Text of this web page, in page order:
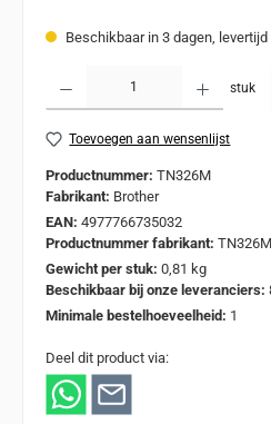
Beschikbaar in 3 dagen, levertijd
stuk
Toevoegen aan wensenlijst
Productnummer: TN326M
Fabrikant: Brother
EAN: 4977766735032
Productnummer fabrikant: TN326M
Gewicht per stuk: 0,81 kg
Beschikbaar bij onze leveranciers:
Minimale bestelhoeveelheid: 1
Deel dit product via: